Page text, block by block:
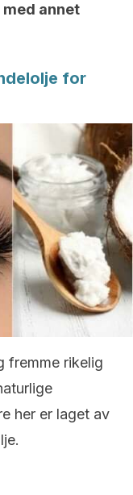
med annet
for
fremme rikelig
her er laget av